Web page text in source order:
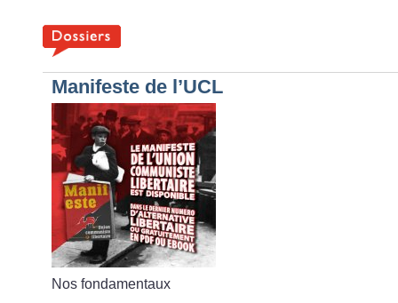
Manifeste de l’UCL
Nos fondamentaux